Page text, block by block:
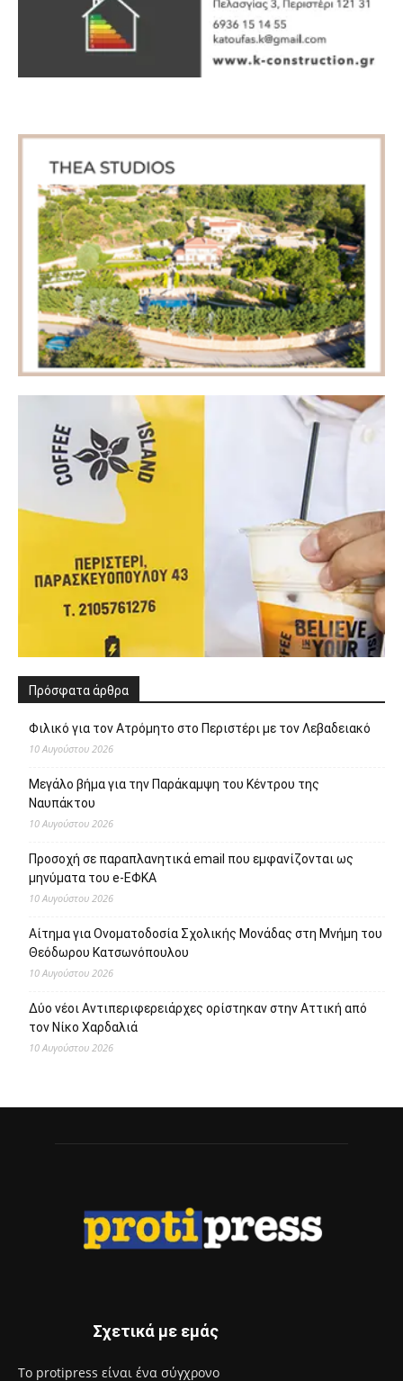
Πρόσφατα άρθρα
Φιλικό για τον Ατρόμητο στο Περιστέρι με τον Λεβαδειακό
10 Αυγούστου 2026
Μεγάλο βήμα για την Παράκαμψη του Κέντρου της
Ναυπάκτου
10 Αυγούστου 2026
Προσοχή σε παραπλανητικά email που εμφανίζονται ως
μηνύματα του e-ΕΦΚΑ
10 Αυγούστου 2026
Αίτημα για Ονοματοδοσία Σχολικής Μονάδας στη Μνήμη του
Θεόδωρου Κατσωνόπουλου
10 Αυγούστου 2026
Δύο νέοι Αντιπεριφερειάρχες ορίστηκαν στην Αττική από
τον Νίκο Χαρδαλιά
10 Αυγούστου 2026
Σχετικά με εμάς
Το protipress είναι ένα σύγχρονο